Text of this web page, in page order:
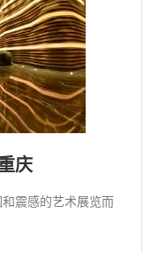
庆
震感的艺术展览而